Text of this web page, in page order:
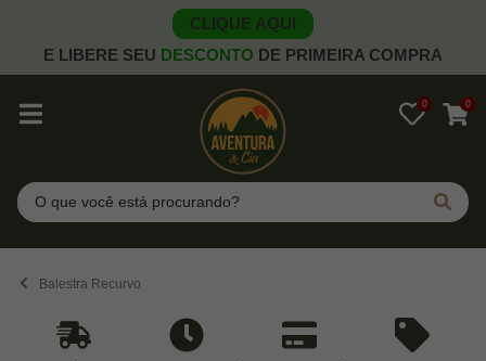
CLIQUE AQUI
E LIBERE SEU DESCONTO DE PRIMEIRA COMPRA
0 0
Pesquisar
Balestra Recurvo